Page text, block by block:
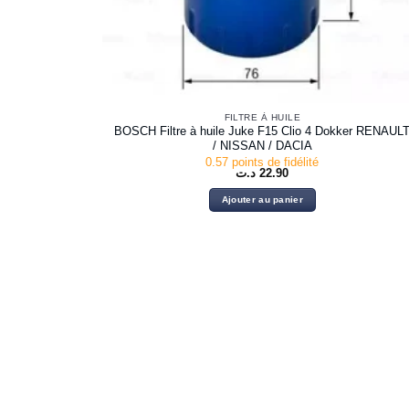
FILTRE À HUILE
BOSCH Filtre à huile Juke F15 Clio 4 Dokker RENAULT
/ NISSAN / DACIA
0.57 points de fidélité
22.90 د.ت
Ajouter au panier